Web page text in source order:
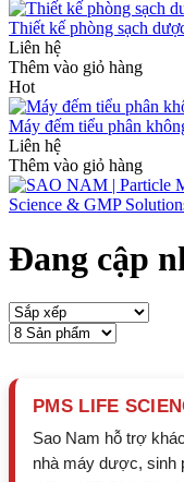
Thiết kế phòng sạch
Liên hệ
Thêm vào giỏ hàng
Hot
Máy đếm tiểu phân
Liên hệ
Thêm vào giỏ hàng
Đang cập
PMS LIFE
Sao Nam hỗ trợ
nhà máy dược, sinh